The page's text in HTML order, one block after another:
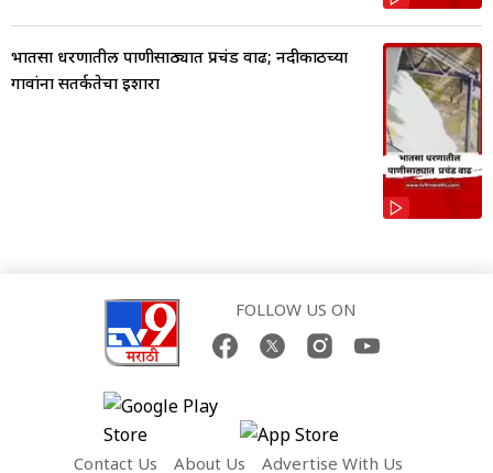
भातसा धरणातील पाणीसाठ्यात प्रचंड वाढ; नदीकाठच्या
गावांना सतर्कतेचा इशारा
FOLLOW US ON
Contact Us About Us Advertise With Us